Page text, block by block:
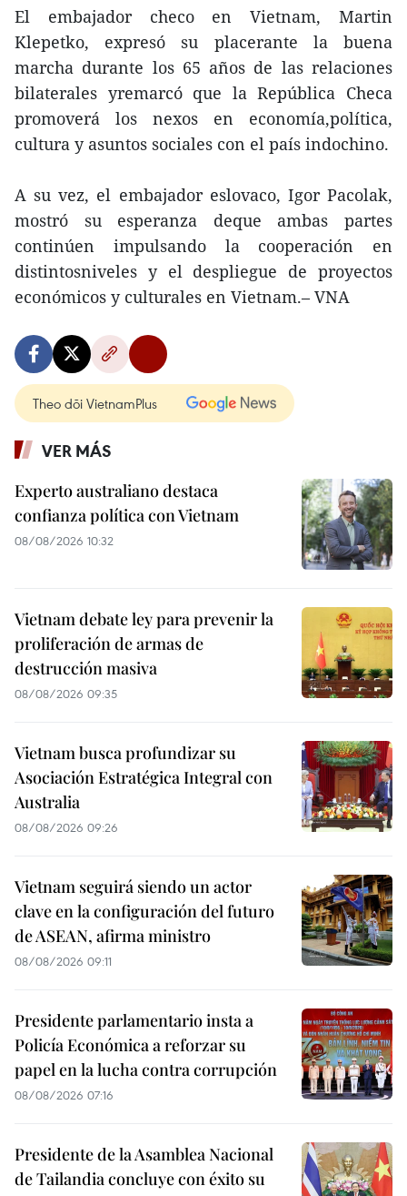
El embajador checo en Vietnam, Martin
Klepetko, expresó su placerante la buena
marcha durante los 65 años de las relaciones
bilaterales yremarcó que la República Checa
promoverá los nexos en economía,política,
cultura y asuntos sociales con el país indochino.
A su vez, el embajador eslovaco, Igor Pacolak,
mostró su esperanza deque ambas partes
continúen impulsando la cooperación en
distintosniveles y el despliegue de proyectos
económicos y culturales en Vietnam.– VNA
Theo dõi VietnamPlus
VER MÁS
Experto australiano destaca
confianza política con Vietnam
08/08/2026 10:32
Vietnam debate ley para prevenir la
proliferación de armas de
destrucción masiva
08/08/2026 09:35
Vietnam busca profundizar su
Asociación Estratégica Integral con
Australia
08/08/2026 09:26
Vietnam seguirá siendo un actor
clave en la configuración del futuro
de ASEAN, afirma ministro
08/08/2026 09:11
Presidente parlamentario insta a
Policía Económica a reforzar su
papel en la lucha contra corrupción
08/08/2026 07:16
Presidente de la Asamblea Nacional
de Tailandia concluye con éxito su